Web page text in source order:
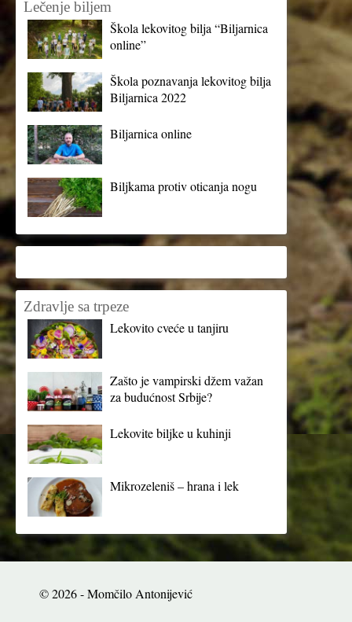
Lečenje biljem
Škola lekovitog bilja “Biljarnica
online”
Škola poznavanja lekovitog bilja
Biljarnica 2022
Biljarnica online
Biljkama protiv oticanja nogu
Zdravlje sa trpeze
Lekovito cveće u tanjiru
Zašto je vampirski džem važan
za budućnost Srbije?
Lekovite biljke u kuhinji
Mikrozeleniš – hrana i lek
© 2026 - Momčilo Antonijević